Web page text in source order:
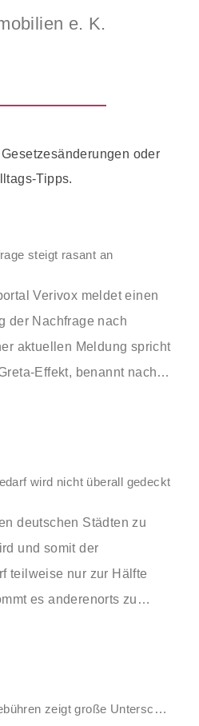
e. K.
oder
Tipps.
steigt rasant an
Verivox meldet einen
der Nachfrage nach
aktuellen Meldung spricht
Effekt, benannt nach
Greta Thunberg. Die
wird nicht überall gedeckt
deutschen Städten zu
und somit der
teilweise nur zur Hälfte
es anderenorts zu
durch zu viele
Studie zu Abfallgebühren zeigt große Unterschiede